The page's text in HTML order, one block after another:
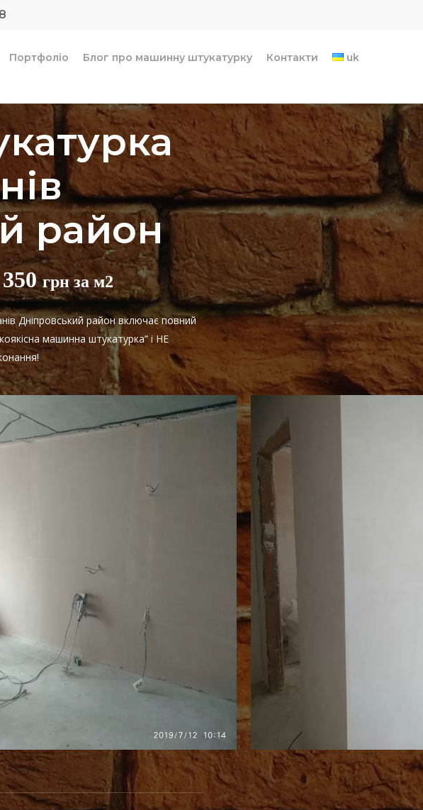
Портфоліо Блог про машинну штукатурку Контакти uk
район
350грн за м2
Дніпровський район включає повний
машинна штукатурка” і НЕ